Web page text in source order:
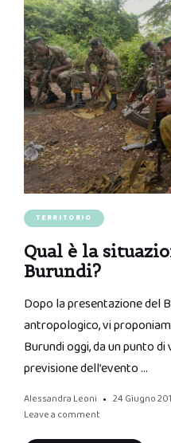
TERRITORIO
Qual è la
Burundi?
Dopo la presentazione del
antropologico, vi
Burundi oggi, da un punto
previsione dell’evento …
Alessandra Leoni 24 Giugno
Leave a comment